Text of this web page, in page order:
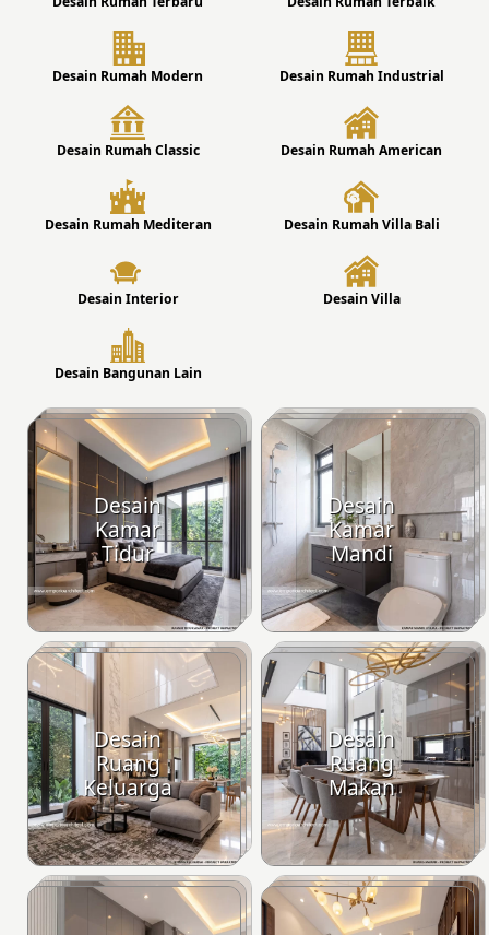
Desain Rumah Modern Desain Rumah Industrial
Desain Rumah Classic Desain Rumah American
Desain Rumah Mediteran Desain Rumah Villa Bali
Desain Interior Desain Villa
Desain Bangunan Lain
Desain
Kamar
Tidur
Desain
Kamar
Mandi
Desain
Ruang
Keluarga
Desain
Ruang
Makan